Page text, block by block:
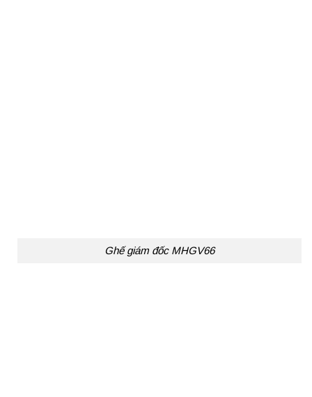
Ghế giám đốc MHGV66